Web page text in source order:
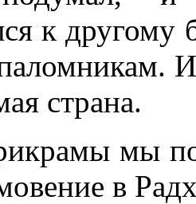
к другому
страна.
мы
в